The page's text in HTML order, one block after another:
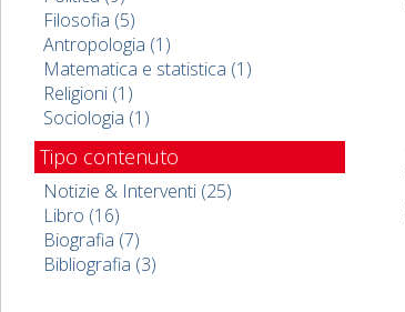
Filosofia (5)
Antropologia (1)
Matematica e statistica (1)
Religioni (1)
Sociologia (1)
Tipo contenuto
Notizie & Interventi (25)
Libro (16)
Biografia (7)
Bibliografia (3)